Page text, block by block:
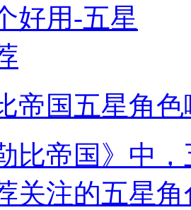
帝国五星角
比帝国》中
关注的五星